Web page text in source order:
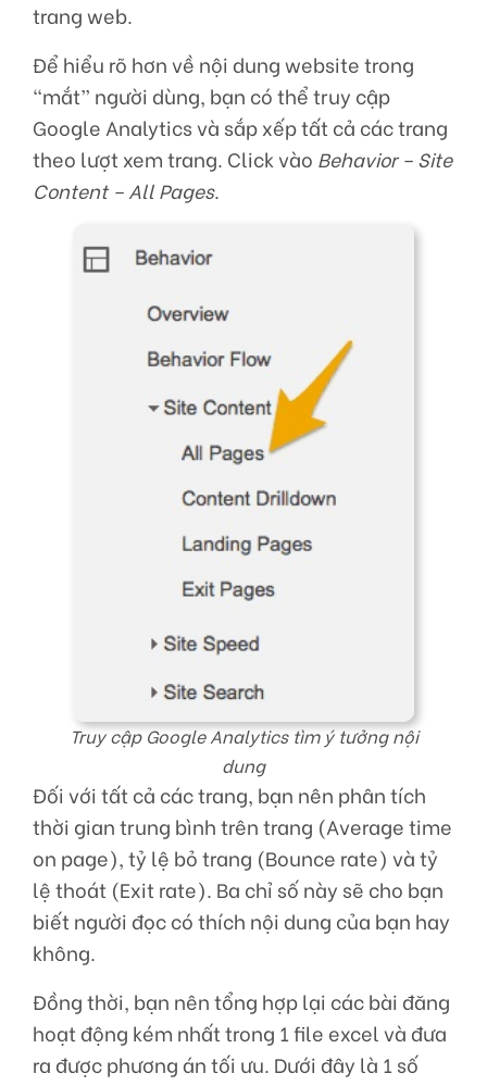
trang web.
Để hiểu rõ hơn về nội dung website trong
“mắt” người dùng, bạn có thể truy cập
Google Analytics và sắp xếp tất cả các trang
theo lượt xem trang. Click vào Behavior – Site
Content – All Pages.
Truy cập Google Analytics tìm ý tưởng nội
dung
Đối với tất cả các trang, bạn nên phân tích
thời gian trung bình trên trang (Average time
on page), tỷ lệ bỏ trang (Bounce rate) và tỷ
lệ thoát (Exit rate). Ba chỉ số này sẽ cho bạn
biết người đọc có thích nội dung của bạn hay
không.
Đồng thời, bạn nên tổng hợp lại các bài đăng
hoạt động kém nhất trong 1 file excel và đưa
ra được phương án tối ưu. Dưới đây là 1 số